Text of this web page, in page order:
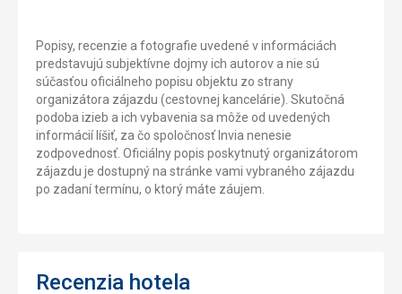
Popisy, recenzie a fotografie uvedené v informáciách
predstavujú subjektívne dojmy ich autorov a nie sú
súčasťou oficiálneho popisu objektu zo strany
organizátora zájazdu (cestovnej kancelárie). Skutočná
podoba izieb a ich vybavenia sa môže od uvedených
informácií líšiť, za čo spoločnosť Invia nenesie
zodpovednosť. Oficiálny popis poskytnutý organizátorom
zájazdu je dostupný na stránke vami vybraného zájazdu
po zadaní termínu, o ktorý máte záujem.
Recenzia hotela